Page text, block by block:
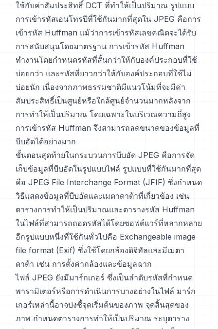
ใช้กับค่าสัมประสิทธิ์ DCT ที่ทำให้เป็นปริมาณ รูปแบบ
การเข้ารหัสเอนโทรปีที่ใช้กันมากที่สุดใน JPEG คือการ
เข้ารหัส Huffman แม้ว่าการเข้ารหัสเลขคณิตจะได้รับ
การสนับสนุนโดยมาตรฐาน การเข้ารหัส Huffman
ทำงานโดยกำหนดรหัสที่สั้นกว่าให้กับองค์ประกอบที่ใช้
บ่อยกว่า และรหัสที่ยาวกว่าให้กับองค์ประกอบที่ใช้ไม่
บ่อยนัก เนื่องจากภาพธรรมชาติมีแนวโน้มที่จะมีค่า
สัมประสิทธิ์เป็นศูนย์หรือใกล้ศูนย์จำนวนมากหลังจาก
การทำให้เป็นปริมาณ โดยเฉพาะในบริเวณความถี่สูง
การเข้ารหัส Huffman จึงสามารถลดขนาดของข้อมูลที่
บีบอัดได้อย่างมาก
ขั้นตอนสุดท้ายในกระบวนการบีบอัด JPEG คือการจัด
เก็บข้อมูลที่บีบอัดในรูปแบบไฟล์ รูปแบบที่ใช้กันมากที่สุด
คือ JPEG File Interchange Format (JFIF) ซึ่งกำหนด
วิธีแสดงข้อมูลที่บีบอัดและเมตาดาต้าที่เกี่ยวข้อง เช่น
ตารางการทำให้เป็นปริมาณและตารางรหัส Huffman
ในไฟล์ที่สามารถถอดรหัสได้โดยซอฟต์แวร์ที่หลากหลาย
อีกรูปแบบหนึ่งที่ใช้กันทั่วไปคือ Exchangeable image
file format (Exif) ซึ่งใช้โดยกล้องดิจิทัลและมีเมตา
ดาต้า เช่น การตั้งค่ากล้องและข้อมูลฉาก
ไฟล์ JPEG ยังมีมาร์กเกอร์ ซึ่งเป็นลำดับรหัสที่กำหนด
พารามิเตอร์หรือการดำเนินการบางอย่างในไฟล์ มาร์ก
เกอร์เหล่านี้อาจบ่งชี้จุดเริ่มต้นของภาพ จุดสิ้นสุดของ
ภาพ กำหนดตารางการทำให้เป็นปริมาณ ระบุตาราง